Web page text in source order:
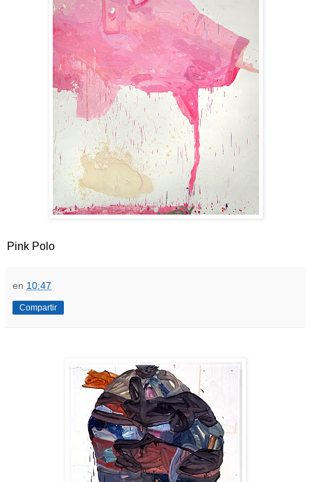
Pink Polo
en 10:47
Compartir